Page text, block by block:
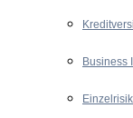
Business